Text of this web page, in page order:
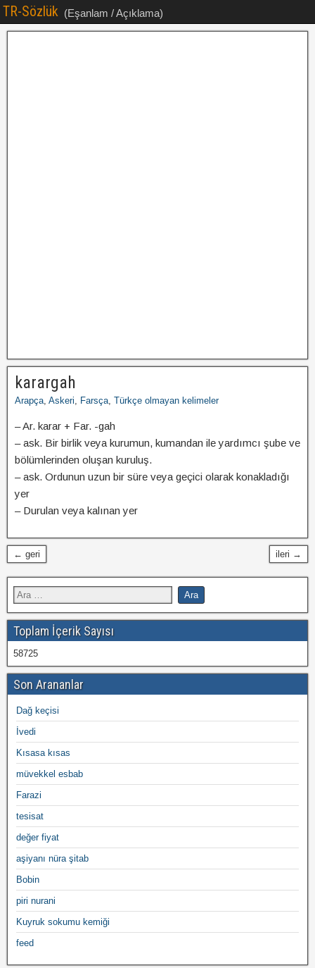
TR-Sözlük (Eşanlam / Açıklama)
karargah
Arapça, Askeri, Farsça, Türkçe olmayan kelimeler
– Ar. karar + Far. -gah
– ask. Bir birlik veya kurumun, kumandan ile yardımcı şube ve
bölümlerinden oluşan kuruluş.
– ask. Ordunun uzun bir süre veya geçici olarak konakladığı
yer
– Durulan veya kalınan yer
← geri ileri →
Toplam İçerik Sayısı
58725
Son Arananlar
Dağ keçisi
İvedi
Kısasa kısas
müvekkel esbab
Farazi
tesisat
değer fiyat
aşiyanı nüra şitab
Bobin
piri nurani
Kuyruk sokumu kemiği
feed